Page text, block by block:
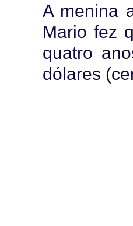
A menina
Mario fez
quatro
dólares